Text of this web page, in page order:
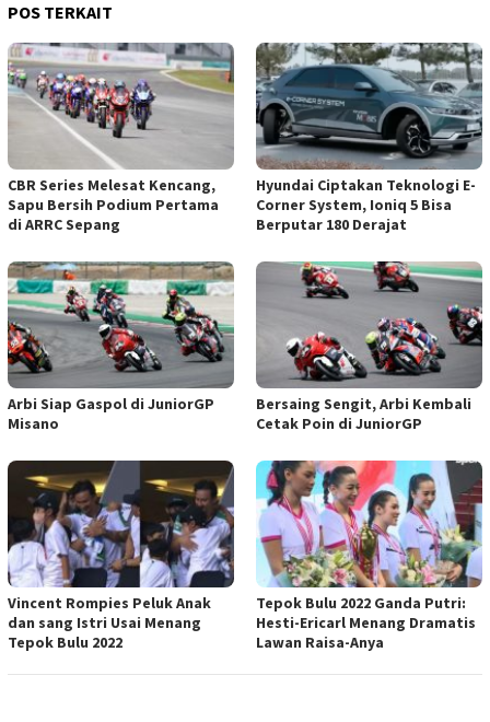
POS TERKAIT
CBR Series Melesat Kencang,
Sapu Bersih Podium Pertama
di ARRC Sepang
Hyundai Ciptakan Teknologi E-
Corner System, Ioniq 5 Bisa
Berputar 180 Derajat
Arbi Siap Gaspol di JuniorGP
Misano
Bersaing Sengit, Arbi Kembali
Cetak Poin di JuniorGP
Vincent Rompies Peluk Anak
dan sang Istri Usai Menang
Tepok Bulu 2022
Tepok Bulu 2022 Ganda Putri:
Hesti-Ericarl Menang Dramatis
Lawan Raisa-Anya